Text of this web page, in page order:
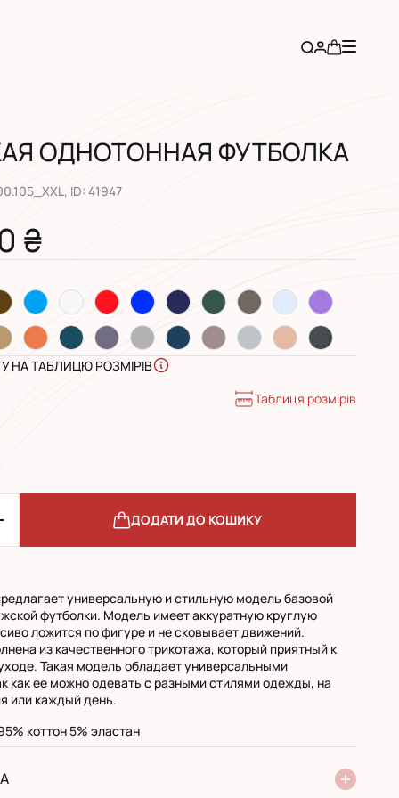
ОДНОТОННАЯ ФУТБОЛКА
, ID: 41947
₴
НА ТАБЛИЦЮ РОЗМІРІВ
Таблиця розмірів
ДОДАТИ ДО КОШИКУ
универсальную и стильную модель базовой
футболки. Модель имеет аккуратную круглую
ложится по фигуре и не сковывает движений.
из качественного трикотажа, который приятный к
Такая модель обладает универсальными
как ее можно одевать с разными стилями одежды, на
или каждый день.
коттон 5% эластан